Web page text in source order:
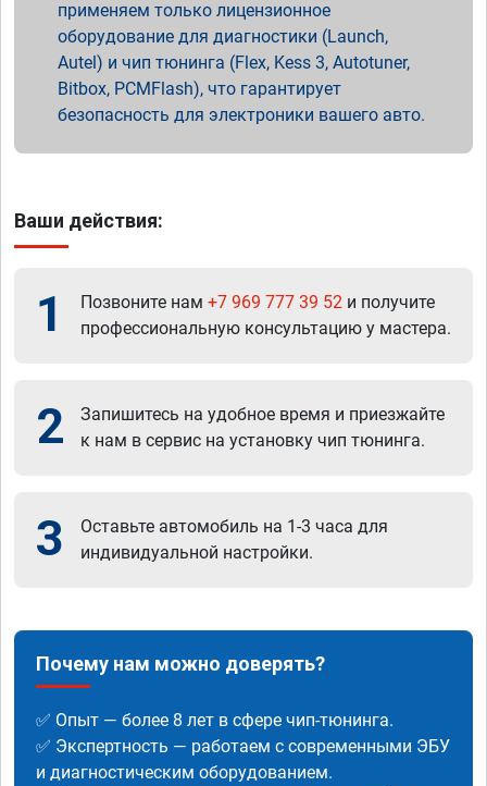
применяем только лицензионное
оборудование для диагностики (Launch,
Autel) и чип тюнинга (Flex, Kess 3, Autotuner,
Bitbox, PCMFlash), что гарантирует
безопасность для электроники вашего авто.
Ваши действия:
1 Позвоните нам +7 969 777 39 52 и получите
профессиональную консультацию у мастера.
2
Запишитесь на удобное время и приезжайте
к нам в сервис на установку чип тюнинга.
3
Оставьте автомобиль на 1-3 часа для
индивидуальной настройки.
Почему нам можно доверять?
✅ Опыт — более 8 лет в сфере чип-тюнинга.
✅ Экспертность — работаем с современными ЭБУ
и диагностическим оборудованием.